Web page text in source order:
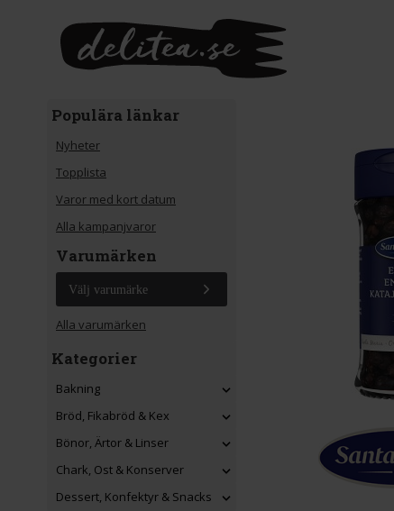
Populära länkar
Nyheter
Topplista
Varor med kort datum
Alla kampanjvaror
Varumärken
Välj varumärke
Alla varumärken
Kategorier
Bakning
Bröd, Fikabröd & Kex
Bönor, Ärtor & Linser
Chark, Ost & Konserver
Dessert, Konfektyr & Snacks